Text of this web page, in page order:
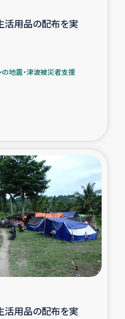
活用品の配布を実
の地震・津波被災者支援
活用品の配布を実